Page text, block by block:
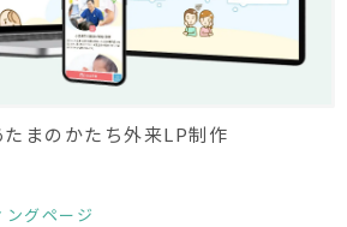
まのかたち外来LP制作
ングページ